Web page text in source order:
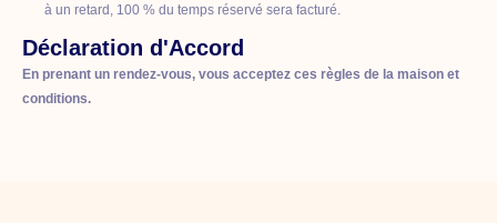
à un retard, 100 % du temps réservé sera facturé.
Déclaration d'Accord
En prenant un rendez-vous, vous acceptez ces règles de la maison et
conditions.